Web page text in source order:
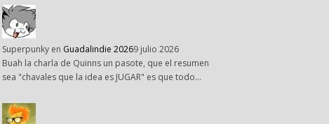
Superpunky en Guadalindie 20269 julio 2026
Buah la charla de Quinns un pasote, que el resumen
sea "chavales que la idea es JUGAR" es que todo…